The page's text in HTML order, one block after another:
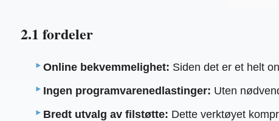
2.1 fordeler
Online bekvemmelighet: Siden det er et helt
Ingen programvarenedlastinger: Uten
Bredt utvalg av filstøtte: Dette verktøyet